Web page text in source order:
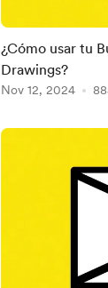
¿Cómo usar tu
Drawings?
Nov 12, 2024